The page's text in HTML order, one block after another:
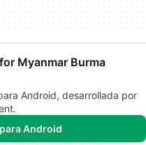
Myanmar Burma
Android, desarrollada por
Android